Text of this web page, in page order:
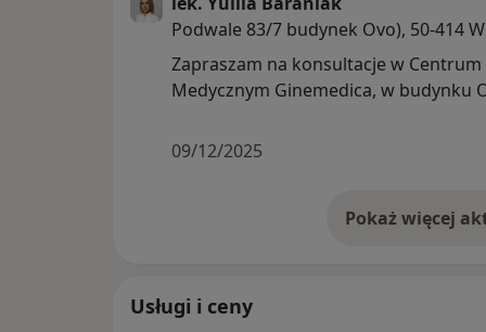
Podwale 83/7 budynek Ovo), 50-414
Zapraszam na konsultacje w Centrum
Medycznym Ginemedica, w budynku
09/12/2025
Usługi i ceny